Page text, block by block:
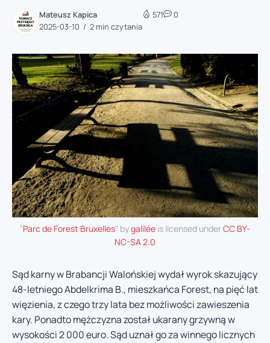
Mateusz Kapica
2025-03-10
2 min czytania
571 0
"Parc de Forest Bruxelles" bygalilée is licensed underCC BY-
NC-SA 2.0
Sąd karny w Brabancji Walońskiej wydał wyrok skazujący
48-letniego Abdelkrima B., mieszkańca Forest, na pięć lat
więzienia, z czego trzy lata bez możliwości zawieszenia
kary. Ponadto mężczyzna został ukarany grzywną w
wysokości 2 000 euro. Sąd uznał go za winnego licznych